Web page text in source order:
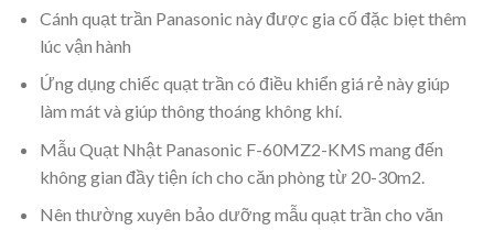
Cánh quạt trần Panasonic này được gia cố đặc biẹt thêm
lúc vận hành
Ứng dụng chiếc quạt trần có điều khiển giá rẻ này giúp
làm mát và giúp thông thoáng không khí.
Mẫu Quạt Nhật Panasonic F-60MZ2-KMS mang đến
không gian đầy tiện ích cho căn phòng từ 20-30m2.
Nên thường xuyên bảo dưỡng mẫu quạt trần cho văn